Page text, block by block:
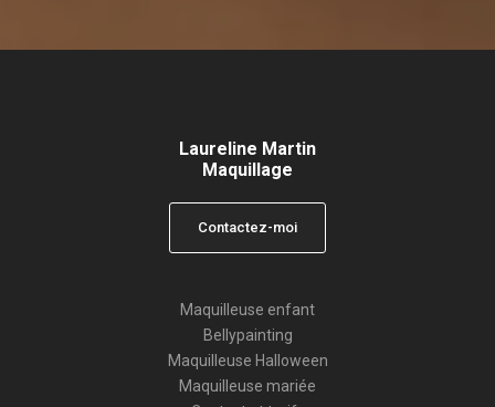
Laureline Martin
Maquillage
Contactez-moi
Maquilleuse enfant
Bellypainting
Maquilleuse Halloween
Maquilleuse mariée